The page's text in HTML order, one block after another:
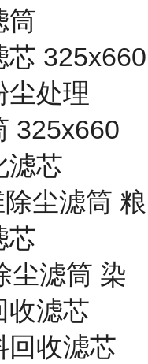
筒
芯 325x660
尘处理
325x660
滤芯
尘滤筒 粮
芯
尘滤筒 染
收滤芯
回收滤芯